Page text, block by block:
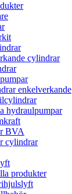
cylindrar
enkelverkande
hydraulpumpar
BVA
cylindrar
produkter